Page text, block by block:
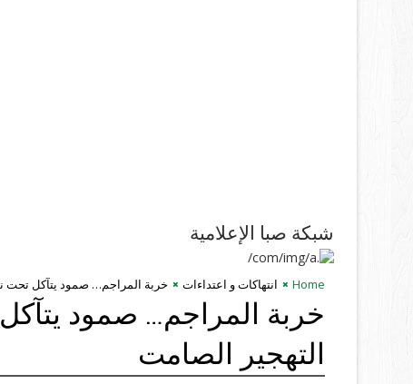
شبكة صبا الإعلامية
Home انتهاكات و اعتداءات خربة المراجم… صمود يتآكل تحت
خربة المراجم… صمود
التهجير الصامت